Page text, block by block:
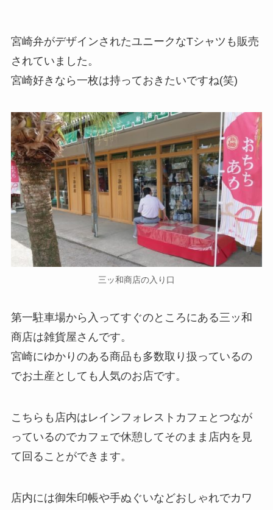
宮崎弁がデザインされたユニークなTシャツも販売
されていました。
宮崎好きなら一枚は持っておきたいですね(笑)
三ッ和商店の入り口
第一駐車場から入ってすぐのところにある三ッ和
商店は雑貨屋さんです。
宮崎にゆかりのある商品も多数取り扱っているの
でお土産としても人気のお店です。
こちらも店内はレインフォレストカフェとつなが
っているのでカフェで休憩してそのまま店内を見
て回ることができます。
店内には御朱印帳や手ぬぐいなどおしゃれでカワ